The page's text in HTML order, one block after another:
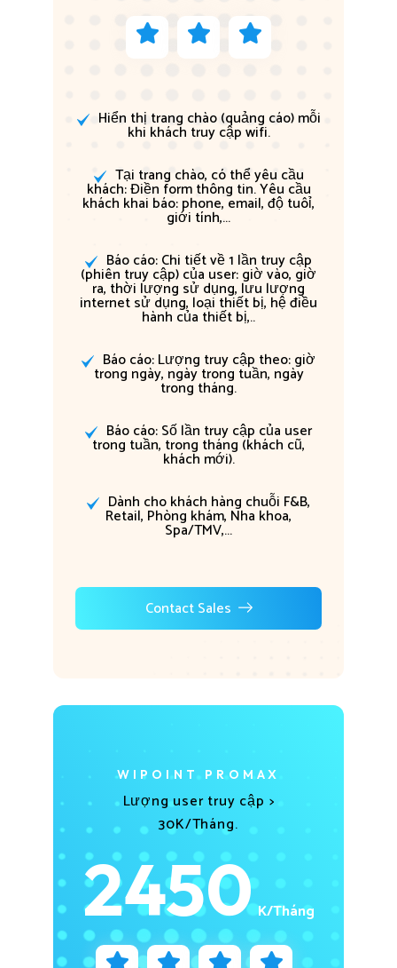
Hiển thị trang chào (quảng cáo) mỗi
khi khách truy cập wifi.
Tại trang chào, có thể yêu cầu
khách: Điền form thông tin. Yêu cầu
khách khai báo: phone, email, độ tuôỉ,
giới tính,...
Báo cáo: Chi tiết về 1 lần truy cập
(phiên truy cập) của user: giờ vào, giờ
ra, thời lượng sử dụng, lưu lượng
internet sử dụng, loại thiết bị, hệ điều
hành của thiết bị,..
Báo cáo: Lượng truy cập theo: giờ
trong ngày, ngày trong tuần, ngày
trong tháng.
Báo cáo: Số lần truy cập của user
trong tuần, trong tháng (khách cũ,
khách mới).
Dành cho khách hàng chuỗi F&B,
Retail, Phòng khám, Nha khoa,
Spa/TMV,...
Contact Sales
WIPOINT PROMAX
Lượng user truy cập >
30K/Tháng.
2450 K/Tháng